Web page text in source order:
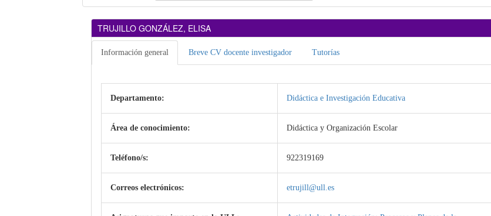
TRUJILLO GONZÁLEZ, ELISA
Información general Breve CV docente investigador Tutorías
Departamento: Didáctica e Investigación Educativa
Área de conocimiento: Didáctica y Organización Escolar
Teléfono/s: 922319169
Correos electrónicos: etrujill@ull.es